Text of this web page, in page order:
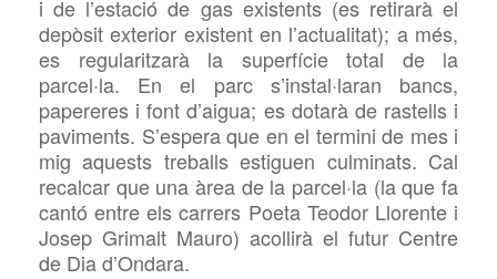
i de l’estació de gas existents (es retirarà el
depòsit exterior existent en l’actualitat); a més,
es regularitzarà la superfície total de la
parcel·la. En el parc s’instal·laran bancs,
papereres i font d’aigua; es dotarà de rastells i
paviments. S’espera que en el termini de mes i
mig aquests treballs estiguen culminats. Cal
recalcar que una àrea de la parcel·la (la que fa
cantó entre els carrers Poeta Teodor Llorente i
Josep Grimalt Mauro) acollirà el futur Centre
de Dia d’Ondara.